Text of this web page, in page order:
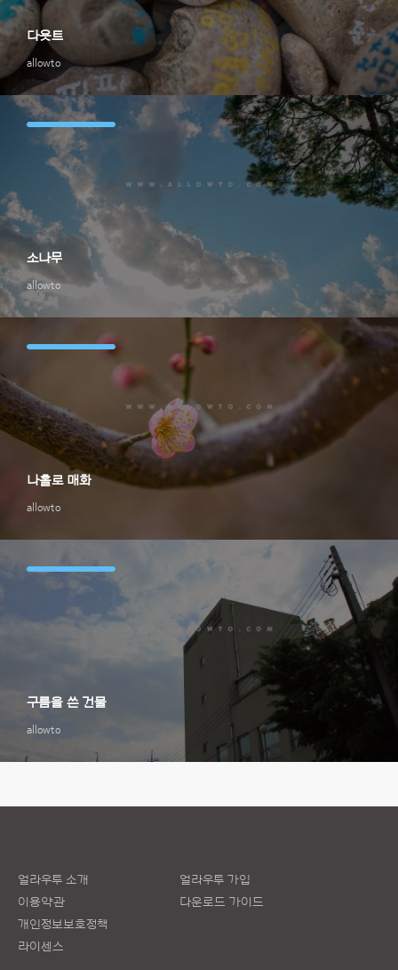
allowto
다욧트
allowto
소나무
allowto
나홀로 매화
allowto
구름을 쓴 건물
얼라우투 소개
이용약관
개인정보보호정책
라이센스
얼라우투 가입
다운로드 가이드